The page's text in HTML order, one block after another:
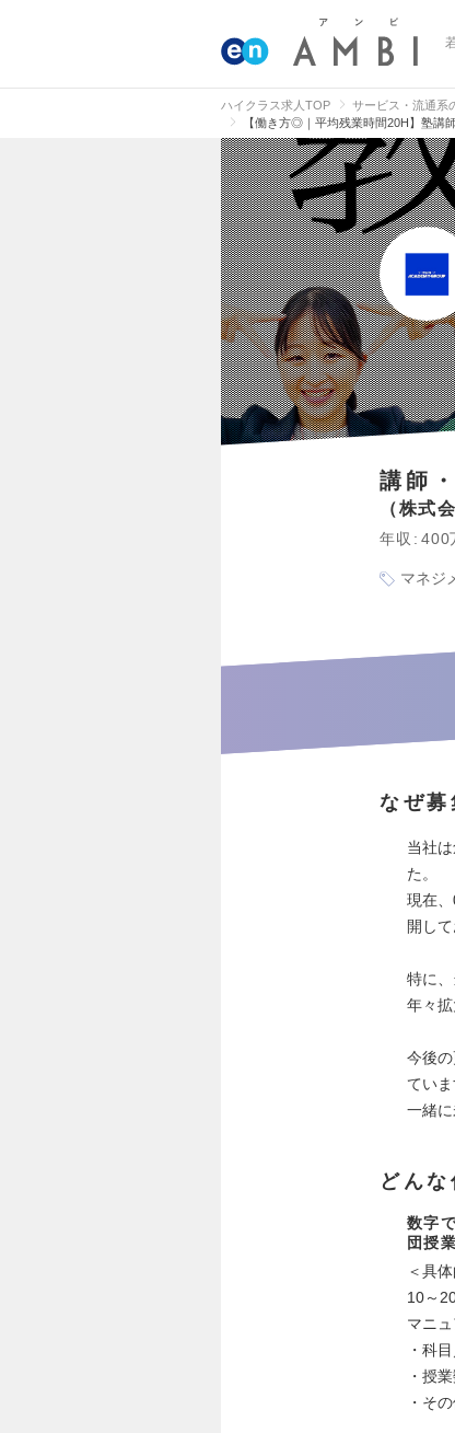
ハイクラス求人TOP サービス・流通系
【働き方◎｜平均残業時間20H】塾講
講師
株式
年収 400
マネジ
なぜ募
当社
た。
現在
開して
特に
年々拡
今後
ていま
一緒
どん
数字
団授
＜具
10～
マニ
・科
・授
・そ